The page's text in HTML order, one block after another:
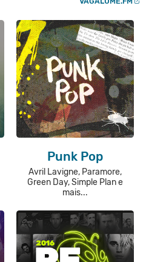
Punk Pop
Avril Lavigne, Paramore,
Green Day, Simple Plan e
mais...